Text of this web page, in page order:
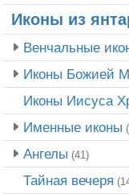
Иконы из
Венчальные
Иконы Божией
Иконы Иисуса
Именные иконы
Ангелы (41)
Тайная вечеря